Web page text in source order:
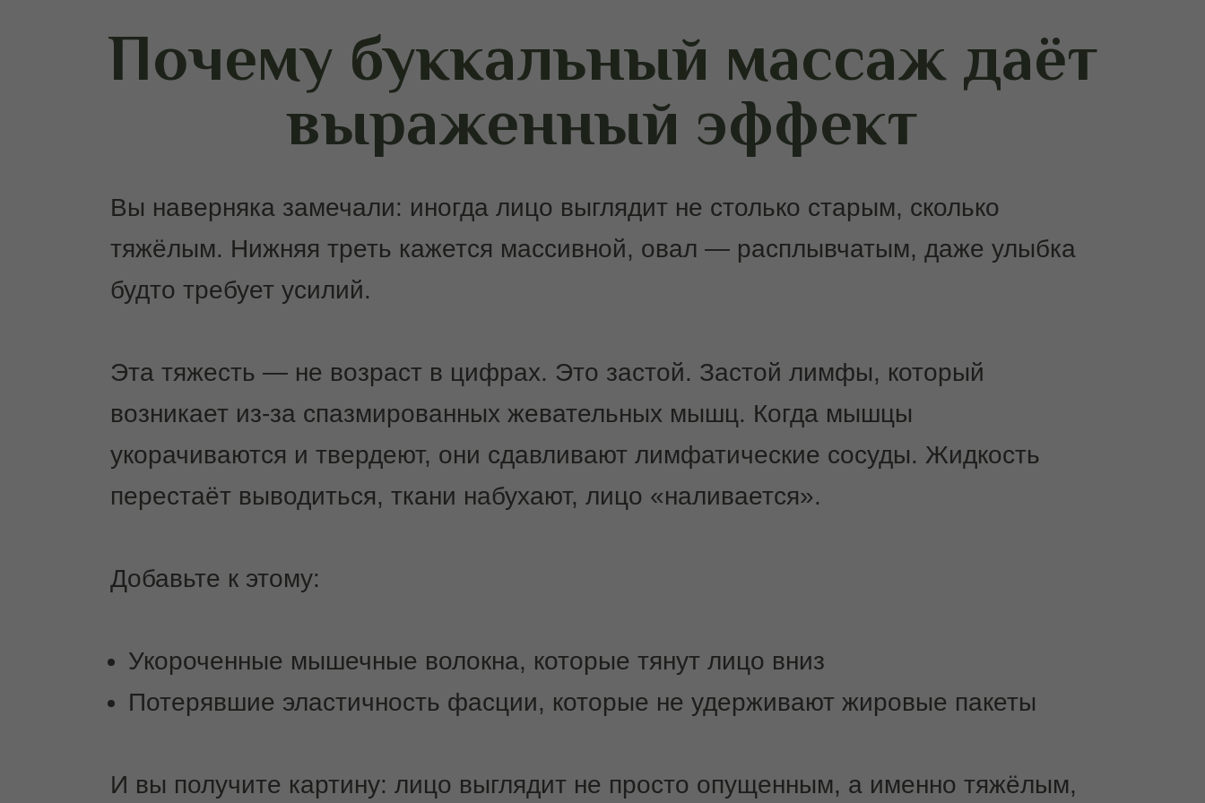
Почему буккальный массаж даёт
выраженный эффект
Вы наверняка замечали: иногда лицо выглядит не столько старым, сколько
тяжёлым. Нижняя треть кажется массивной, овал — расплывчатым, даже улыбка
будто требует усилий.
Эта тяжесть — не возраст в цифрах. Это застой. Застой лимфы, который
возникает из-за спазмированных жевательных мышц. Когда мышцы
укорачиваются и твердеют, они сдавливают лимфатические сосуды. Жидкость
перестаёт выводиться, ткани набухают, лицо «наливается».
Добавьте к этому:
Укороченные мышечные волокна, которые тянут лицо вниз
Потерявшие эластичность фасции, которые не удерживают жировые пакеты
И вы получите картину: лицо выглядит не просто опущенным, а именно тяжёлым,